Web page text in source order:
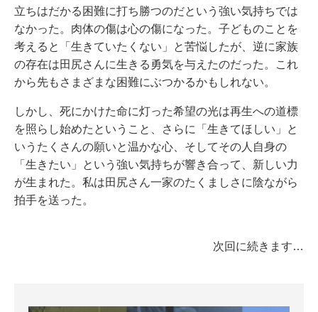
立ちはだかる困難に打ち勝つのだという強い気持ちでは
なかった。肉体の傷は心の傷になった。子どものことを
考えると「生きていたくない」と苦悩したが、逆に家族
の存在は田尻さんに生きる勇気を与えたのだった。これ
から先もさまざまな困難にぶつかるかもしれない。
しかし、死にかけた命に灯った希望の光は再生への道標
を照らし始めたということ、さらに「生きてほしい」と
いうたくさんの願いと温かな心、そしてその人自身の
「生きたい」という強い気持ちが響き合って、新しい力
が生まれた。私は田尻さん一家のたくましさに陰ながら
拍手を送った。
次回に続きます…